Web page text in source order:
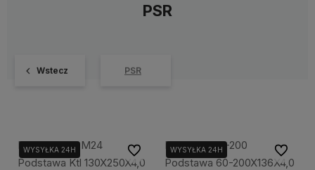
PSR
Wstecz PSR
Dmx Psr 130 M24
Podstawa Ktl 130X250X4,0
WYSYŁKA 24H Do ulubionychDmx Psrt 60-200
Podstawa 60-200X136X4,0
WYSYŁKA 24H Do